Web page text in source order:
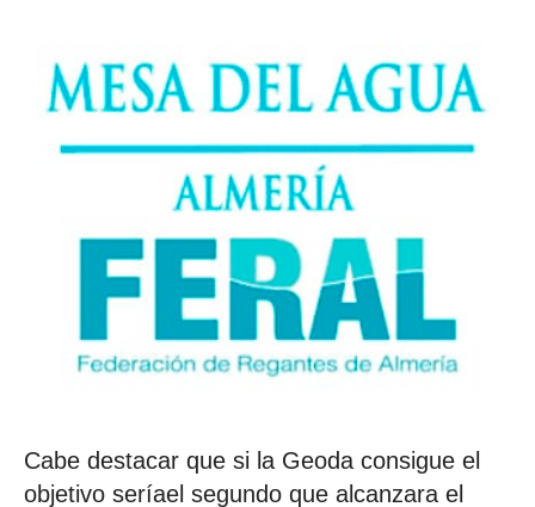
Cabe destacar que si la Geoda consigue el
objetivo seríael segundo que alcanzara el